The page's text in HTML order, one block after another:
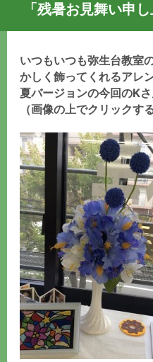
「残暑お見舞い申し
いつもいつも弥生台教室
かしく飾ってくれるアレ
夏バージョンの今回のKさ
（画像の上でクリックす